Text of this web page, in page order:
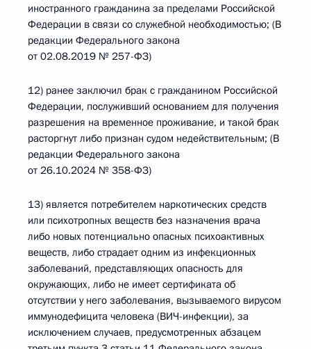
иностранного гражданина за пределами Российской
Федерации в связи со служебной необходимостью; (В
редакции Федерального закона
от 02.08.2019 № 257-ФЗ)
12) ранее заключил брак с гражданином Российской
Федерации, послуживший основанием для получения
разрешения на временное проживание, и такой брак
расторгнут либо признан судом недействительным; (В
редакции Федерального закона
от 26.10.2024 № 358-ФЗ)
13) является потребителем наркотических средств
или психотропных веществ без назначения врача
либо новых потенциально опасных психоактивных
веществ, либо страдает одним из инфекционных
заболеваний, представляющих опасность для
окружающих, либо не имеет сертификата об
отсутствии у него заболевания, вызываемого вирусом
иммунодефицита человека (ВИЧ-инфекции), за
исключением случаев, предусмотренных абзацем